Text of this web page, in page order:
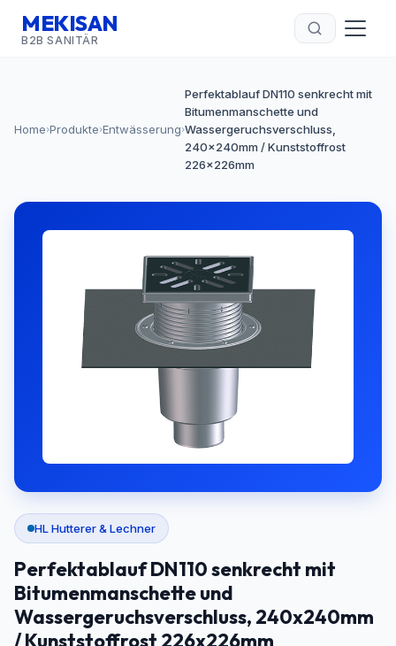
MEKISAN
B2B SANITÄR
Home›Produkte›Entwässerung›
Perfektablauf DN110 senkrecht mit
Bitumenmanschette und
Wassergeruchsverschluss,
240x240mm / Kunststoffrost
226x226mm
HL Hutterer & Lechner
Perfektablauf DN110 senkrecht mit
Bitumenmanschette und
Wassergeruchsverschluss, 240x240mm
/ Kunststoffrost 226x226mm